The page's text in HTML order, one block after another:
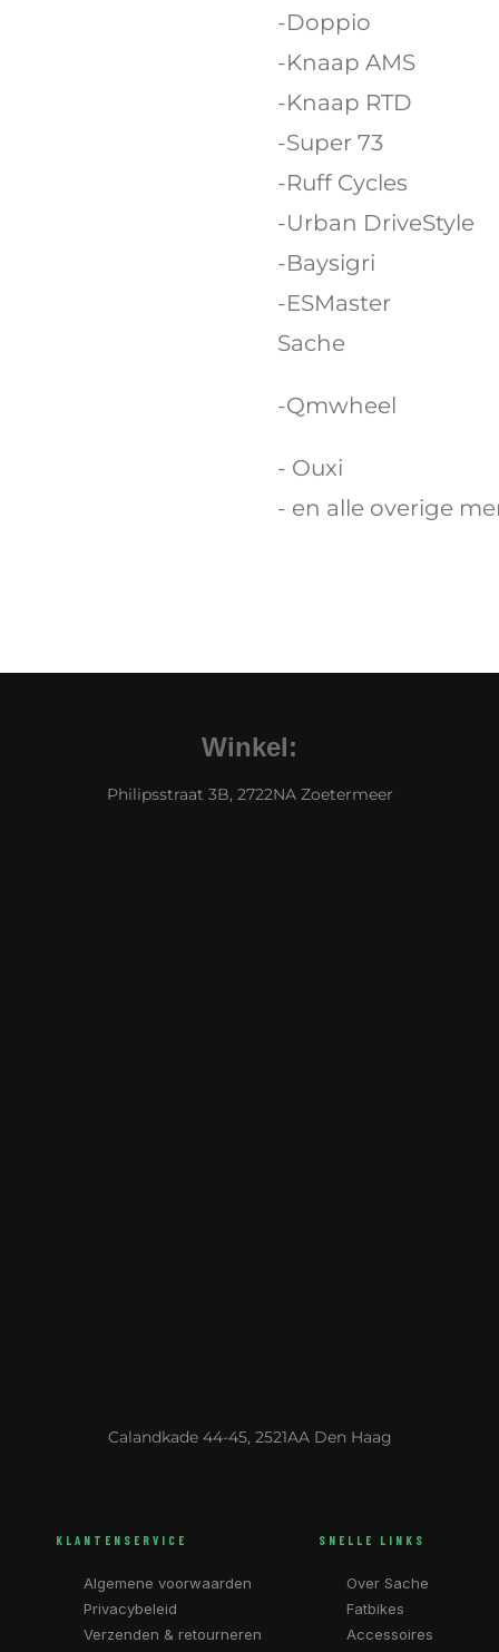
-Doppio
-Knaap AMS
-Knaap RTD
-Super 73
-Ruff Cycles
-Urban DriveStyle
-Baysigri
-
Sache
-Qmwheel
- Ouxi
- en alle overige
Winkel:
Philipsstraat 3B, 2722NA Zoetermeer
Calandkade 44-45, 2521AA Den Haag
KLANTENSERVICE
Algemene voorwaarden
Privacybeleid
Verzenden & retourneren
SNELLE LINKS
Over Sache
Fatbikes
Accessoires